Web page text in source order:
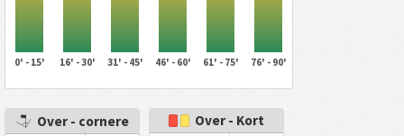
0' - 15' 16' - 30' 31' - 45' 46' - 60' 61' - 75' 76' - 90'
Over - cornere Over - Kort